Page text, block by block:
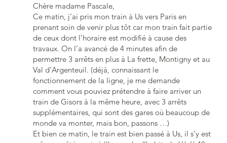
Chère madame Pascale,
Ce matin, j’ai pris mon train à Us vers Paris en
prenant soin de venir plus tôt car mon train fait partie
de ceux dont l’horaire est modifié à cause des
travaux. On l’a avancé de 4 minutes afin de
permettre 3 arrêts en plus à La frette, Montigny et au
Val d’Argenteuil. (déjà, connaissant le
fonctionnement de la ligne, je me demande
comment vous pouviez prétendre à faire arriver un
train de Gisors à la même heure, avec 3 arrêts
supplémentaires, qui sont des gares où beaucoup de
monde va monter, mais bon, passons …)
Et bien ce matin, le train est bien passé à Us, il s’y est